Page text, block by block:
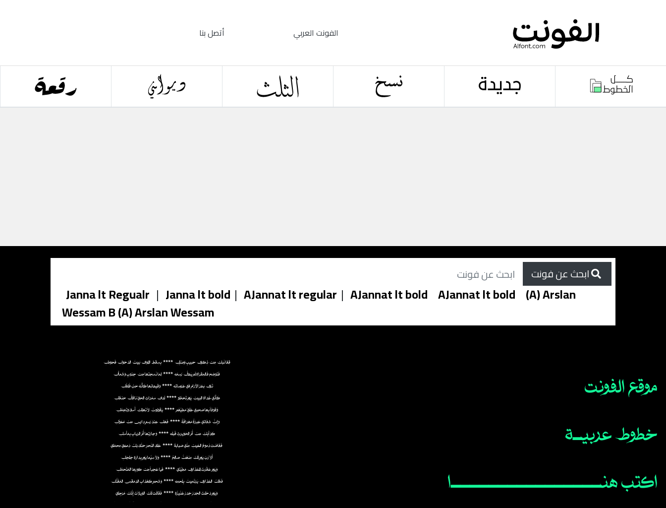
الفونت العربي أتصل بنا
Janna lt Regualr | Janna lt bold | AJannat lt regular | AJannat lt bold AJannat lt bold (A) Arslan
Wessam B (A) Arslan Wessam